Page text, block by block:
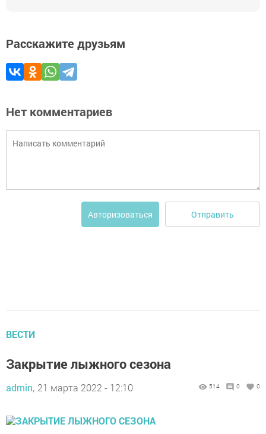
Расскажите друзьям
Нет комментариев
Авторизоваться Отправить
ВЕСТИ
Закрытие лыжного сезона
admin, 21 марта 2022 - 12:10 514 0 0